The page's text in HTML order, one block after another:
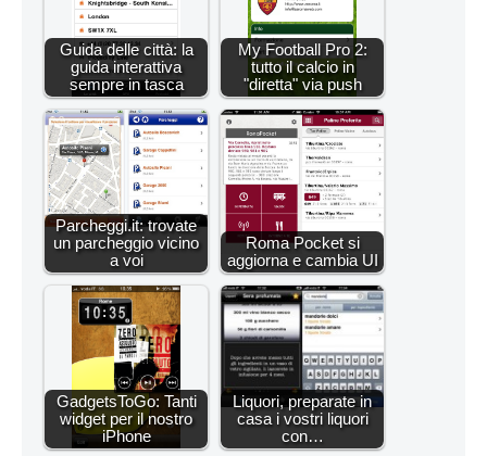
Guida delle città: la
guida interattiva
sempre in tasca
My Football Pro 2:
tutto il calcio in
"diretta" via push
Parcheggi.it: trovate
un parcheggio vicino
a voi
Roma Pocket si
aggiorna e cambia UI
GadgetsToGo: Tanti
widget per il nostro
iPhone
Liquori, preparate in
casa i vostri liquori
con…